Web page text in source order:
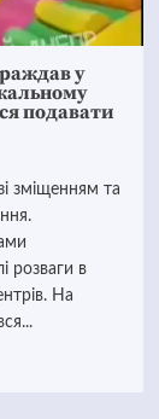
у
подавати
зміщенням та
розваги в
На